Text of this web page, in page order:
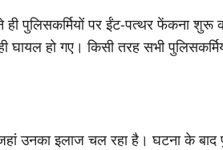
पुलिसकर्मियों पर ईंट-पत्थर फेंकना शुरू
हो गए। किसी तरह सभी
उनका इलाज चल रहा है। घटना के